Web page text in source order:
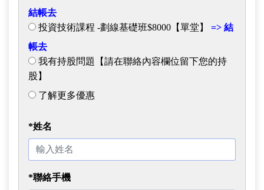
結帳去
投資技術課程 -劃線基礎班$8000【單堂】
=> 結
帳去
我有持股問題【請在聯絡內容欄位留下您的持
股】
了解更多優惠
*姓名
*聯絡手機